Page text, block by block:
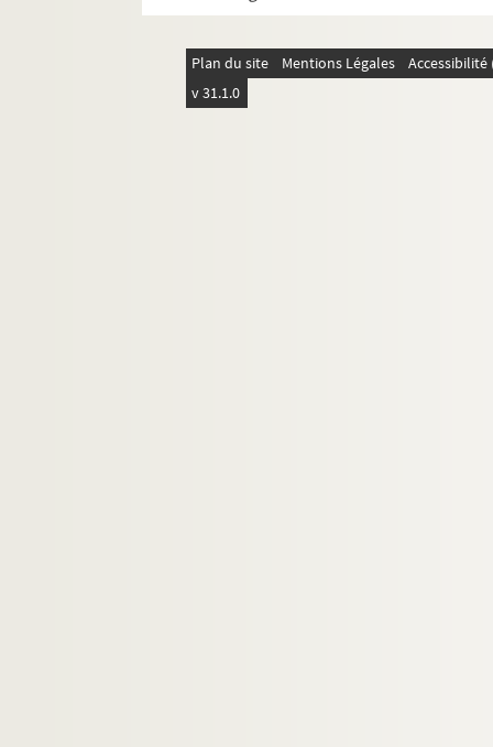
Plan du site Mentions Légales
v 31.1.0